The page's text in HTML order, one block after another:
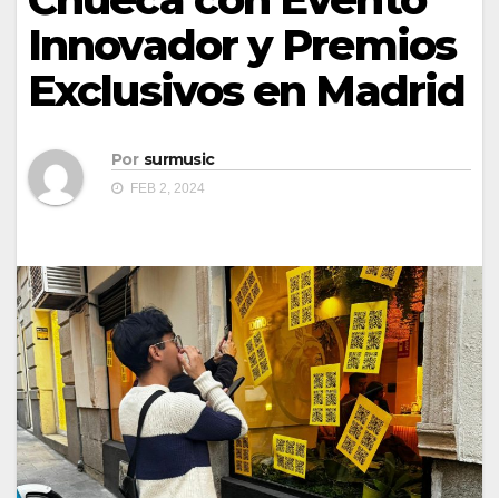
Innovador y Premios
Exclusivos en Madrid
Por surmusic
FEB 2, 2024